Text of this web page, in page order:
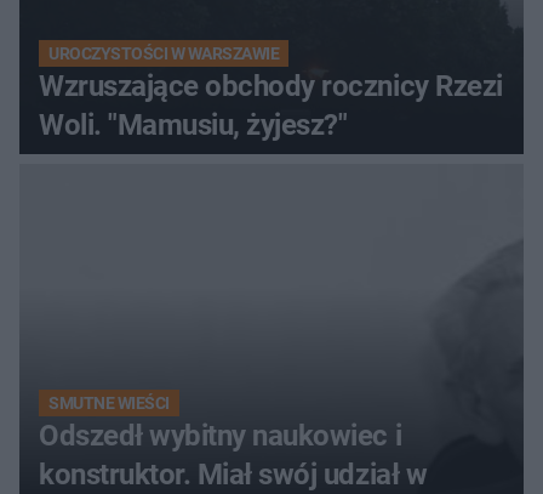
UROCZYSTOŚCI W WARSZAWIE
Wzruszające obchody rocznicy Rzezi
Woli. "Mamusiu, żyjesz?"
SMUTNE WIEŚCI
Odszedł wybitny naukowiec i
konstruktor. Miał swój udział w